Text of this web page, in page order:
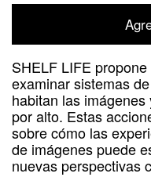
SHELF LIFE
examinar sistemas
habitan las
por alto. Estas
sobre cómo las
de imágenes puede
nuevas perspectivas